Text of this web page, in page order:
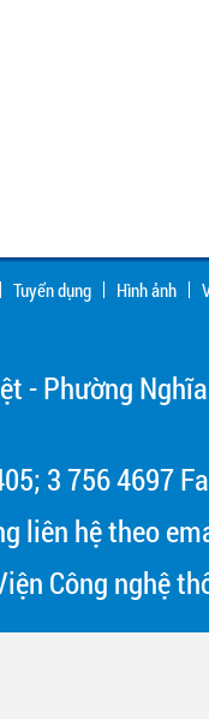
Tuyển dụng Hình ảnh
- Phường
3 756 4697
liên hệ theo
Công nghệ